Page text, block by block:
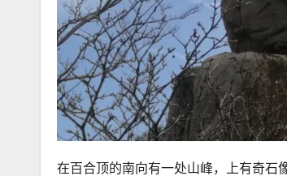
在百合顶的南向有一处山峰，上有奇石